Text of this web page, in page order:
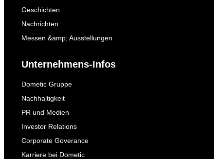
Geschichten
Nachrichten
Messen &amp; Ausstellungen
Unternehmens-Infos
Dometic Gruppe
Nachhaltigkeit
PR und Medien
Investor Relations
Corporate Goverance
Karriere bei Dometic